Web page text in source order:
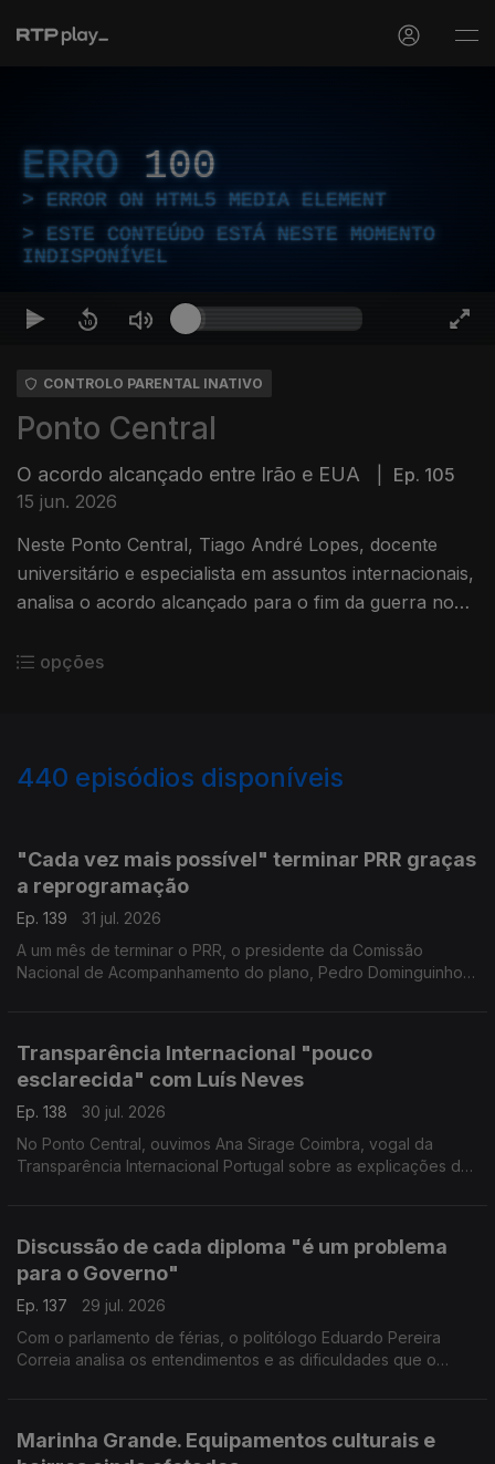
ERRO 100
ERROR ON HTML5 MEDIA ELEMENT
ESTE CONTEÚDO ESTÁ NESTE MOMENTO
INDISPONÍVEL
CONTROLO PARENTAL INATIVO
Ponto Central
O acordo alcançado entre Irão e EUA
Ep. 105
15 jun. 2026
Neste Ponto Central, Tiago André Lopes, docente
universitário e especialista em assuntos internacionais,
analisa o acordo alcançado para o fim da guerra no
opções
440 episódios disponíveis
"Cada vez mais possível" terminar PRR graças
a reprogramação
Ep. 139
31 jul. 2026
A um mês de terminar o PRR, o presidente da Comissão
Nacional de Acompanhamento do plano, Pedro Dominguinhos,
Transparência Internacional "pouco
esclarecida" com Luís Neves
Ep. 138
30 jul. 2026
No Ponto Central, ouvimos Ana Sirage Coimbra, vogal da
Transparência Internacional Portugal sobre as explicações do
Discussão de cada diploma "é um problema
para o Governo"
Ep. 137
29 jul. 2026
Com o parlamento de férias, o politólogo Eduardo Pereira
Correia analisa os entendimentos e as dificuldades que o
Marinha Grande. Equipamentos culturais e